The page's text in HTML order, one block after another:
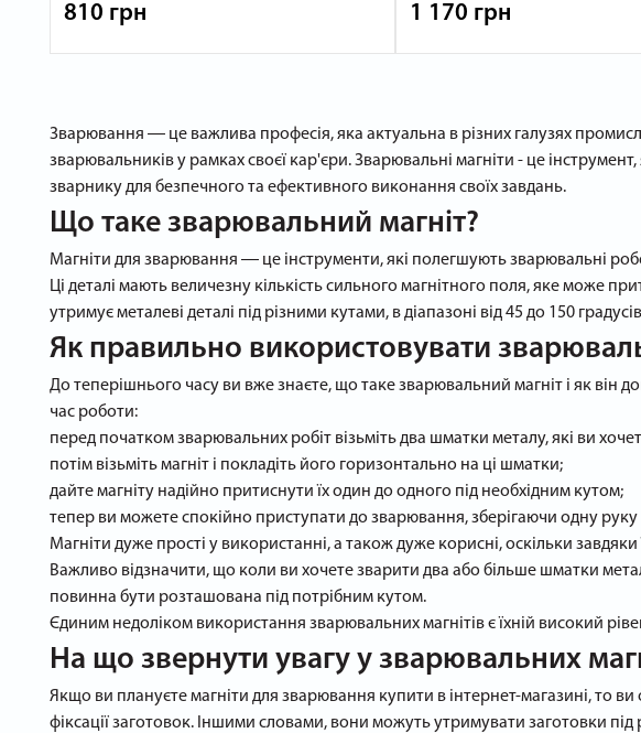
810 грн 1 170 грн
Зварювання ― це важлива професія, яка актуальна в різних галузях
зварювальників у рамках своєї кар'єри. Зварювальні магніти - це
зварнику для безпечного та ефективного виконання своїх завдань.
Що таке зварювальний магніт?
Магніти для зварювання ― це інструменти, які полегшують зварювальні
Ці деталі мають величезну кількість сильного магнітного поля, яке може
утримує металеві деталі під різними кутами, в діапазоні від 45 до 150
Як правильно використовувати
До теперішнього часу ви вже знаєте, що таке зварювальний магніт і як
час роботи:
перед початком зварювальних робіт візьміть два шматки металу, які ви
потім візьміть магніт і покладіть його горизонтально на ці шматки;
дайте магніту надійно притиснути їх один до одного під необхідним кутом;
тепер ви можете спокійно приступати до зварювання, зберігаючи одну руку
Магніти дуже прості у використанні, а також дуже корисні, оскільки
Важливо відзначити, що коли ви хочете зварити два або більше шматки
повинна бути розташована під потрібним кутом.
Єдиним недоліком використання зварювальних магнітів є їхній високий
На що звернути увагу у зварювальних
Якщо ви плануєте магніти для зварювання купити в інтернет-магазині, то
фіксації заготовок. Іншими словами, вони можуть утримувати заготовки